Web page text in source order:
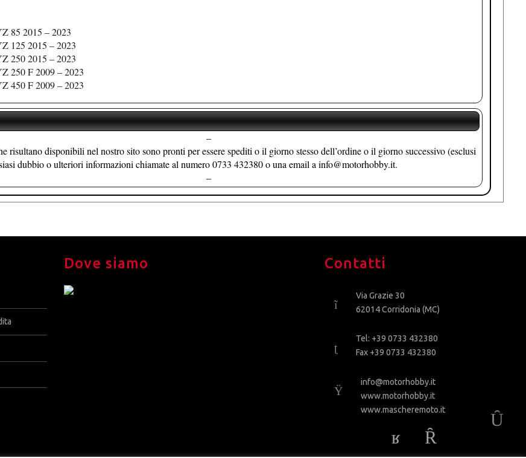
85 2015 – 2023
125 2015 – 2023
250 2015 – 2023
250 F 2009 – 2023
450 F 2009 – 2023
–
risultano disponibili nel nostro sito sono pronti per essere spediti o il giorno stesso dell’ordine o il giorno successivo (esclusi
dubbio o ulteriori informazioni chiamate al numero 0733 432380 o una email a info@motorhobby.it.
–
Dove siamo Contatti
Via Grazie 30
62014 Corridonia (MC)
Tel: +39 0733 432380
Fax +39 0733 432380
info@motorhobby.it
www.motorhobby.it
www.mascheremoto.it